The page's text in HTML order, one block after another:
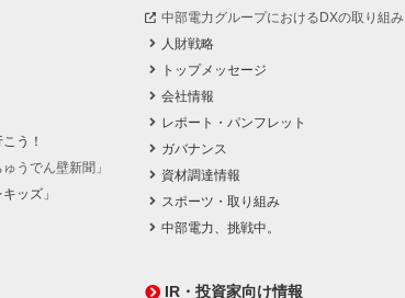
う！
うでん壁新聞」
ッズ」
中部電力グループにおけるDXの取り組み
人財戦略
トップメッセージ
会社情報
レポート・パンフレット
ガバナンス
資材調達情報
スポーツ・取り組み
中部電力、挑戦中。
IR・投資家向け情報